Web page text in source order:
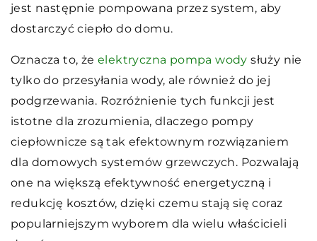
jest następnie pompowana przez system, aby
dostarczyć ciepło do domu.
Oznacza to, żeelektryczna pompa wody służy nie
tylko do przesyłania wody, ale również do jej
podgrzewania. Rozróżnienie tych funkcji jest
istotne dla zrozumienia, dlaczego pompy
ciepłownicze są tak efektownym rozwiązaniem
dla domowych systemów grzewczych. Pozwalają
one na większą efektywność energetyczną i
redukcję kosztów, dzięki czemu stają się coraz
popularniejszym wyborem dla wielu właścicieli